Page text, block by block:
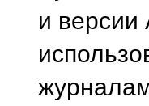
и версии